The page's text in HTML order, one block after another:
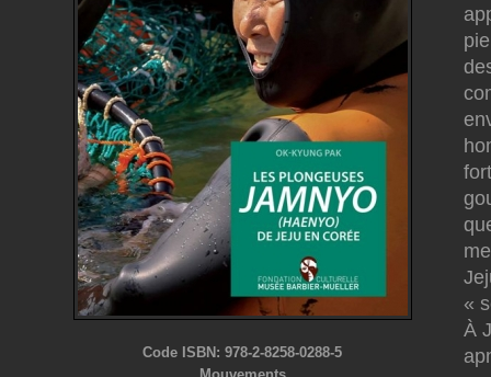
Code ISBN: 978-2-8258-0288-5
«
À